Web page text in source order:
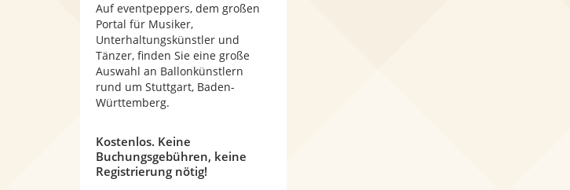
Auf eventpeppers, dem großen
Portal für Musiker,
Unterhaltungskünstler und
Tänzer, finden Sie eine große
Auswahl an Ballonkünstlern
rund um Stuttgart, Baden-
Württemberg.
Kostenlos. Keine
Buchungsgebühren, keine
Registrierung nötig!